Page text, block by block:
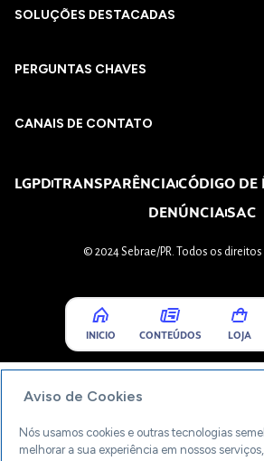
SOLUÇÕES DESTACADAS
PERGUNTAS CHAVES​
CANAIS DE CONTATO
LGPDTRANSPARÊNCIACÓDIGO DE
DENÚNCIASAC
© 2024 Sebrae/PR. Todos os
INICIO CONTEÚDOS LOJA
Aviso de Cookies
Nós usamos cookies e outras tecnologias
melhorar a sua experiência em nossos